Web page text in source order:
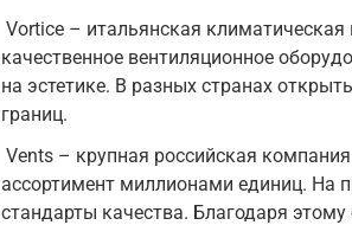
Vortice – итальянская
качественное вентиляционное
на эстетике. В разных странах
границ.
Vents – крупная российская
ассортимент миллионами единиц. На
стандарты качества. Благодаря